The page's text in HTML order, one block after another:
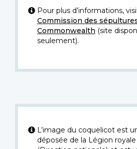
Pour plus d’informations,
Commission des
Commonwealth (site
seulement).
L’image du coquelicot est
déposée de la Légion